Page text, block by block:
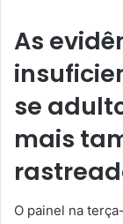
As
se
mais
O painel na